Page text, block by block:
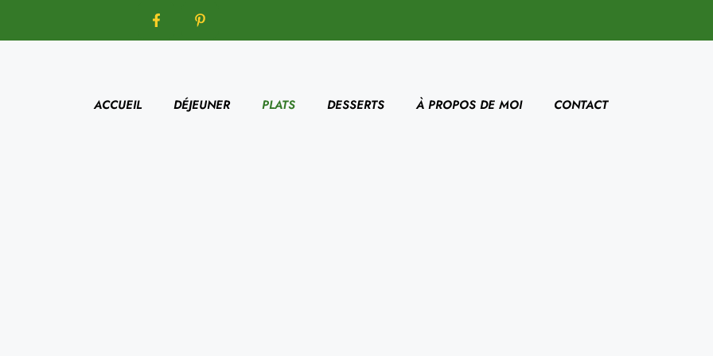
ACCUEIL DÉJEUNER PLATS DESSERTS À PROPOS DE MOI CONTACT